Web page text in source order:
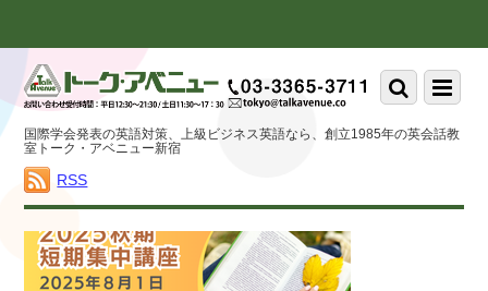
down
content
国際学会発表の英語対策、上級ビジネス英語なら、創立1985年の英会話教
室トーク・アベニュー新宿
RSS
Menu
Scroll
down
to